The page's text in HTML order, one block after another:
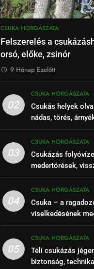
CSUKA HORGÁSZATA
Felszerelés a
orsó, előke, zsinór
9 Hónap Ezelőtt
02
CSUKA HORGÁSZATA
Csukás helyek
nádas, törés,
03
CSUKA HORGÁSZATA
Csukázás
medertörések,
04
CSUKA HORGÁSZATA
Csuka – a
viselkedésének
05
CSUKA HORGÁSZATA
Téli csukázás
biztonság,